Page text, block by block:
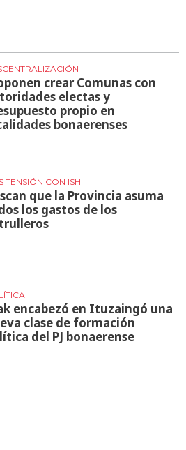
crear Comunas con
electas y
propio en
bonaerenses
TENSIÓN CON ISHII
que la Provincia asuma
los gastos de los
encabezó en Ituzaingó una
clase de formación
del PJ bonaerense